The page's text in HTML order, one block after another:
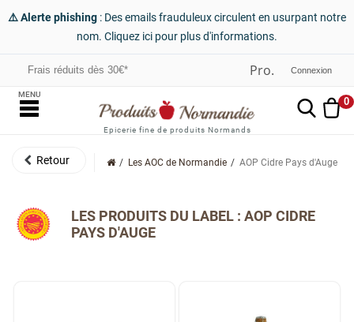
⚠️ Alerte phishing : Des emails frauduleux circulent en usurpant notre
nom. Cliquez ici pour plus d'informations.
Frais réduits dès 30€* Connexion
Epicerie fine de produits Normands
0
MENU
Les AOC de Normandie AOP Cidre Pays d'Auge
LES PRODUITS DU LABEL : AOP CIDRE
PAYS D'AUGE